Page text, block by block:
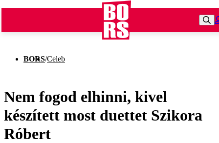
BORS/Celeb
Nem fogod elhinni, kivel
készített most duettet Szikora
Róbert